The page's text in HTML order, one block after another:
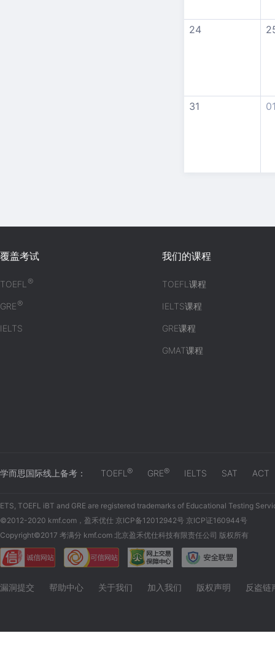
24
31
覆盖考试
TOEFL®
GRE®
IELTS
我们的课程
TOEFL课程
IELTS课程
GRE课程
GMAT课程
学而思国际线上备考： TOEFL ® GRE® IELTS SAT ACT
ETS, TOEFL iBT and GRE are registered trademarks of Educational Testing
©2012-2020 kmf.com，盈禾优仕 京ICP备12012942号 京ICP证160944号
Copyright©2017 考满分 kmf.com 北京盈禾优仕科技有限责任公司 版权所有
漏洞提交 帮助中心 关于我们 加入我们 版权声明 反盗链